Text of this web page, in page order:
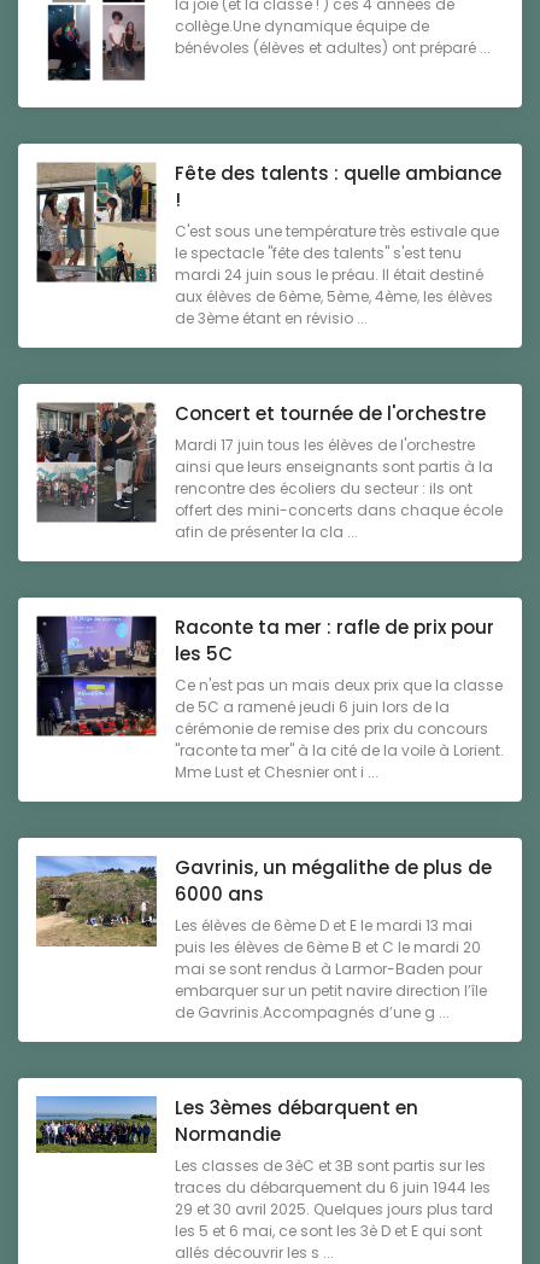
la joie (et la classe ! ) ces 4 années de
collège.Une dynamique équipe de
bénévoles (élèves et adultes) ont préparé ...
Fête des talents : quelle ambiance
!
C'est sous une température très estivale que
le spectacle "fête des talents" s'est tenu
mardi 24 juin sous le préau. Il était destiné
aux élèves de 6ème, 5ème, 4ème, les élèves
de 3ème étant en révisio ...
Concert et tournée de l'orchestre
Mardi 17 juin tous les élèves de l'orchestre
ainsi que leurs enseignants sont partis à la
rencontre des écoliers du secteur : ils ont
offert des mini-concerts dans chaque école
afin de présenter la cla ...
Raconte ta mer : rafle de prix pour
les 5C
Ce n'est pas un mais deux prix que la classe
de 5C a ramené jeudi 6 juin lors de la
cérémonie de remise des prix du concours
"raconte ta mer" à la cité de la voile à Lorient.
Mme Lust et Chesnier ont i ...
Gavrinis, un mégalithe de plus de
6000 ans
Les élèves de 6ème D et E le mardi 13 mai
puis les élèves de 6ème B et C le mardi 20
mai se sont rendus à Larmor-Baden pour
embarquer sur un petit navire direction l’île
de Gavrinis.Accompagnés d’une g ...
Les 3èmes débarquent en
Normandie
Les classes de 3èC et 3B sont partis sur les
traces du débarquement du 6 juin 1944 les
29 et 30 avril 2025. Quelques jours plus tard
les 5 et 6 mai, ce sont les 3è D et E qui sont
allés découvrir les s ...